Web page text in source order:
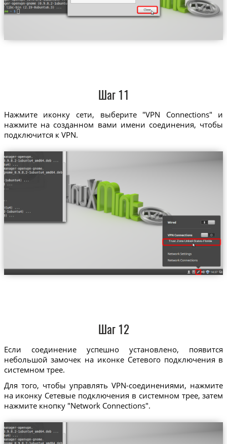
Шаг 11
Нажмите иконку сети, выберите "VPN Connections" и
нажмите на созданном вами имени соединения, чтобы
подключится к VPN.
Trust.Zone-United-States-Florida
Шаг 12
Если соединение успешно установлено, появится
небольшой замочек на иконке Сетевого подключения в
системном трее.
Для того, чтобы управлять VPN-соединениями, нажмите
на иконку Сетевые подключения в системном трее, затем
нажмите кнопку "Network Connections".